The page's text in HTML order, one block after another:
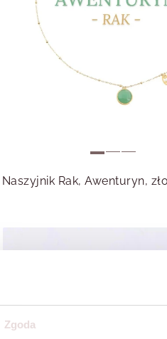
Zgoda